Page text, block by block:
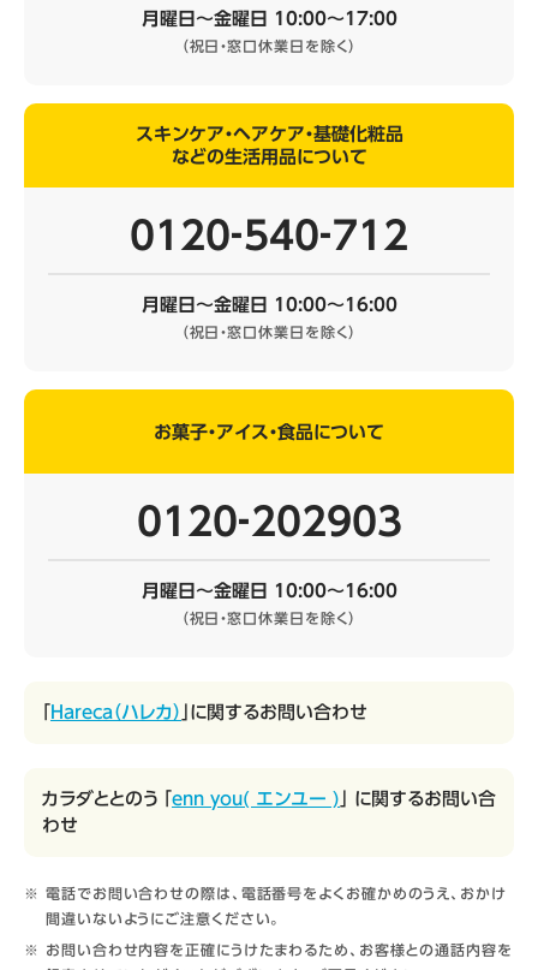
月曜日～金曜日 10:00～17:00
（祝日・窓口休業日を除く）
スキンケア・ヘアケア・基礎化粧品
などの生活用品について
0120‐540‐712
月曜日～金曜日 10:00～16:00
（祝日・窓口休業日を除く）
お菓子・アイス・食品について
0120‐202903
月曜日～金曜日 10:00～16:00
（祝日・窓口休業日を除く）
Hareca（ハレカ） 」に関するお問い合わせ
カラダととのう 「 enn you( エンユー ) 」 に関するお問い合
わせ
電話でお問い合わせの際は、電話番号をよくお確かめのうえ、おかけ
間違いないようにご注意ください。
お問い合わせ内容を正確にうけたまわるため、お客様との通話内容を